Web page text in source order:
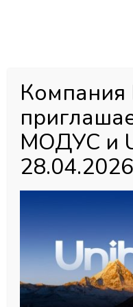
Главная страница
системы »
Профиль
МОДУС и
28.04.2026